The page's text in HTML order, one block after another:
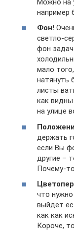
Можно на
например
Фон!
светло-
фон
мало
натянуть
листы
как
на улице
держать
если Вы
другие –
Почему-
что нужно
выйдет
как как
Короче,